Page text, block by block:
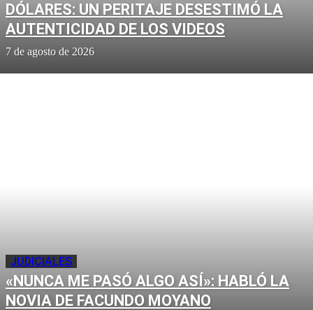
DÓLARES: UN PERITAJE DESESTIMÓ LA
AUTENTICIDAD DE LOS VIDEOS
7 de agosto de 2026
JUDICIALES
«NUNCA ME PASÓ ALGO ASÍ»: HABLÓ LA
NOVIA DE FACUNDO MOYANO